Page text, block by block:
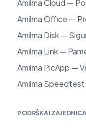
Amilma Cloud —
Amilma Office —
Amilma Disk —
Amilma Link —
Amilma PicApp —
Amilma
PODRŠKA I ZAJEDNICA